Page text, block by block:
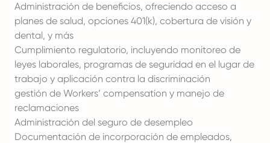
Administración de beneficios, ofreciendo acceso a
planes de salud, opciones 401(k), cobertura de visión y
dental, y más
Cumplimiento regulatorio, incluyendo monitoreo de
leyes laborales, programas de seguridad en el lugar de
trabajo y aplicación contra la discriminación
gestión de Workers’ compensation y manejo de
reclamaciones
Administración del seguro de desempleo
Documentación de incorporación de empleados,